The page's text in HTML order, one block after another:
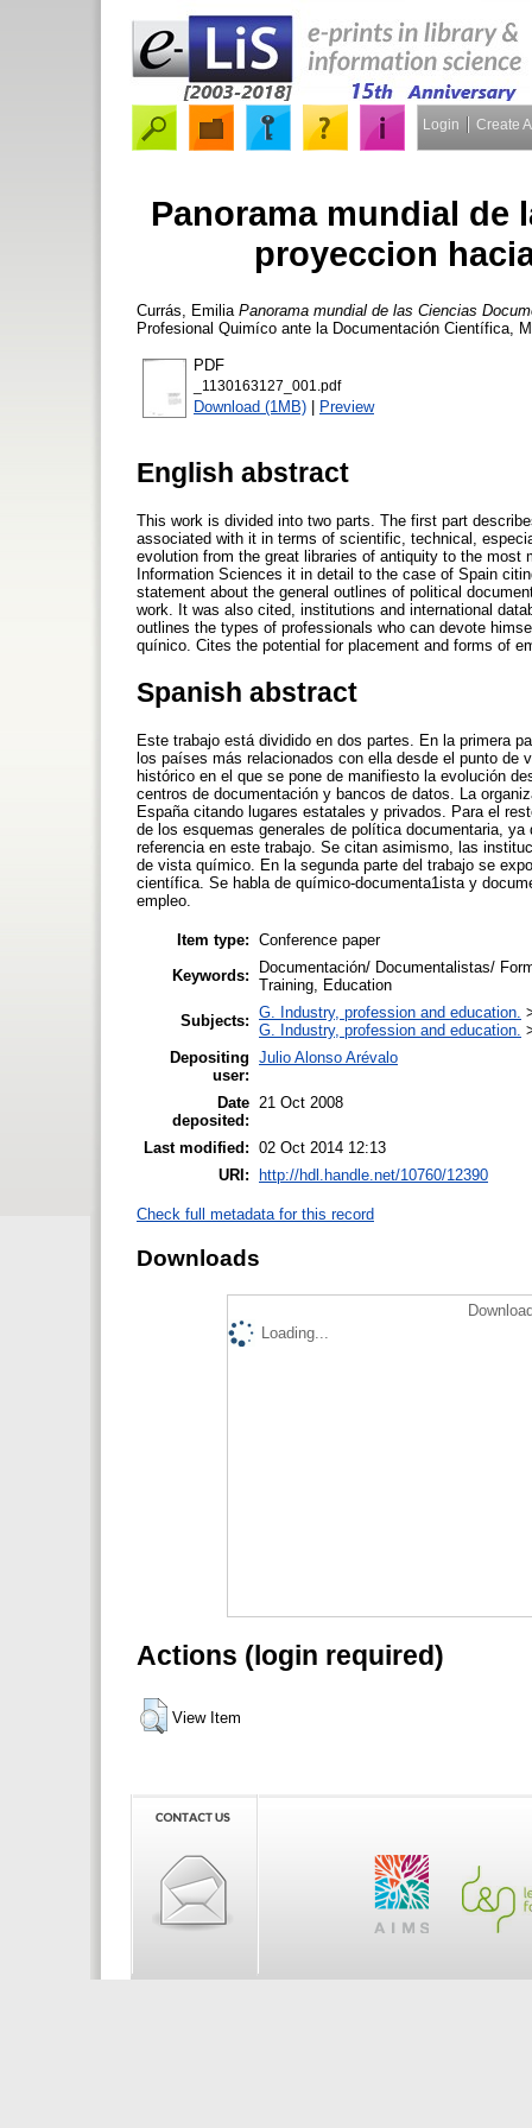
Login Create
Panorama mundial de
proyeccion
Currás, Emilia Panorama mundial de las Ciencias
Profesional Quimíco ante la Documentación Científica,
PDF
_1130163127_001.pdf
Download (1MB) | Preview
English abstract
This work is divided into two parts. The first part
associated with it in terms of scientific, technical,
evolution from the great libraries of antiquity to the most
Information Sciences it in detail to the case of Spain
statement about the general outlines of political
work. It was also cited, institutions and international
outlines the types of professionals who can devote
quínico. Cites the potential for placement and forms of
Spanish abstract
Este trabajo está dividido en dos partes. En la primera
los países más relacionados con ella desde el punto
histórico en el que se pone de manifiesto la evolución
centros de documentación y bancos de datos. La
España citando lugares estatales y privados. Para el
de los esquemas generales de política documentaria,
referencia en este trabajo. Se citan asimismo, las
de vista químico. En la segunda parte del trabajo se
científica. Se habla de químico-documenta1ista y
empleo.
Item type: Conference paper
Keywords:
Documentación/ Documentalistas/
Training, Education
Subjects: G. Industry, profession and education.
G. Industry, profession and education.
Depositing
user:
Julio Alonso Arévalo
Date
deposited:
21 Oct 2008
Last modified: 02 Oct 2014 12:13
URI:
http://hdl.handle.net/10760/12390
Check full metadata for this record
Downloads
Loading...
Actions (login required)
View Item